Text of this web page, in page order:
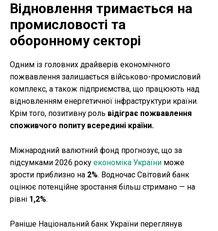
Відновлення тримається на
промисловості та
оборонному секторі
Одним із головних драйверів економічного
пожвавлення залишається військово-промисловий
комплекс, а також підприємства, що працюють над
відновленням енергетичної інфраструктури країни.
Крім того, позитивну роль відіграє пожвавлення
споживчого попиту всередині країни.
Міжнародний валютний фонд прогнозує, що за
підсумками 2026 року економіка України може
зрости приблизно на 2%. Водночас Світовий банк
оцінює потенційне зростання більш стримано — на
рівні 1,2%.
Раніше Національний банк України переглянув